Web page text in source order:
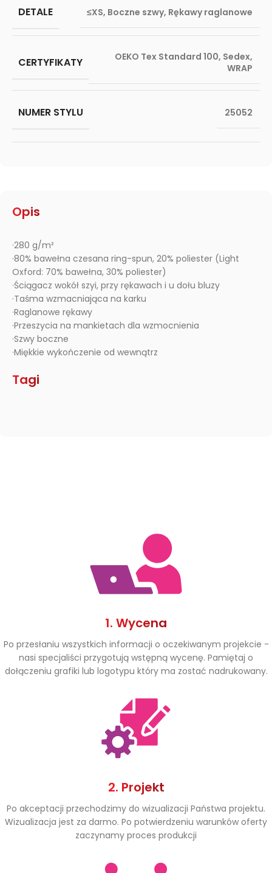
Opis
·280 g/m²
·80% bawełna czesana ring-spun, 20% poliester (Light
Oxford: 70% bawełna, 30% poliester)
·Ściągacz wokół szyi, przy rękawach i u dołu bluzy
·Taśma wzmacniająca na karku
·Raglanowe rękawy
·Przeszycia na mankietach dla wzmocnienia
·Szwy boczne
·Miękkie wykończenie od wewnątrz
Tagi
DETALE ≤XS, Boczne szwy, Rękawy raglanowe
CERTYFIKATY OEKO Tex Standard 100, Sedex,
WRAP
NUMER STYLU 25052
1. Wycena
Po przesłaniu wszystkich informacji o oczekiwanym projekcie -
nasi specjaliści przygotują wstępną wycenę. Pamiętaj o
dołączeniu grafiki lub logotypu który ma zostać nadrukowany.
2. Projekt
Po akceptacji przechodzimy do wizualizacji Państwa projektu.
Wizualizacja jest za darmo. Po potwierdzeniu warunków oferty
zaczynamy proces produkcji